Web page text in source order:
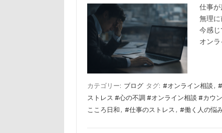
仕事が
無理に
今感じ
オンラ
カテゴリー: ブログ タグ: #オンライン相談 ,
ストレス #心の不調 #オンライン相談 #カウ
こころ日和 , #仕事のストレス , #働く人の悩